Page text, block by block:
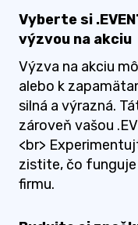
Vyberte si
výzvou na akciu
Výzva na akciu
alebo k
silná a výrazná.
zároveň vašou
<br>
zistite, čo funguje
firmu.